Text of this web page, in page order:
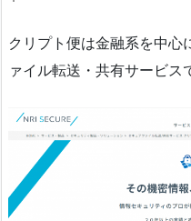
クリプト便は金融系を中心
ァイル転送・共有サービス